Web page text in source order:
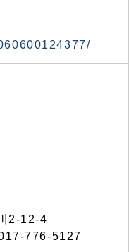
2-12-4
776-5127